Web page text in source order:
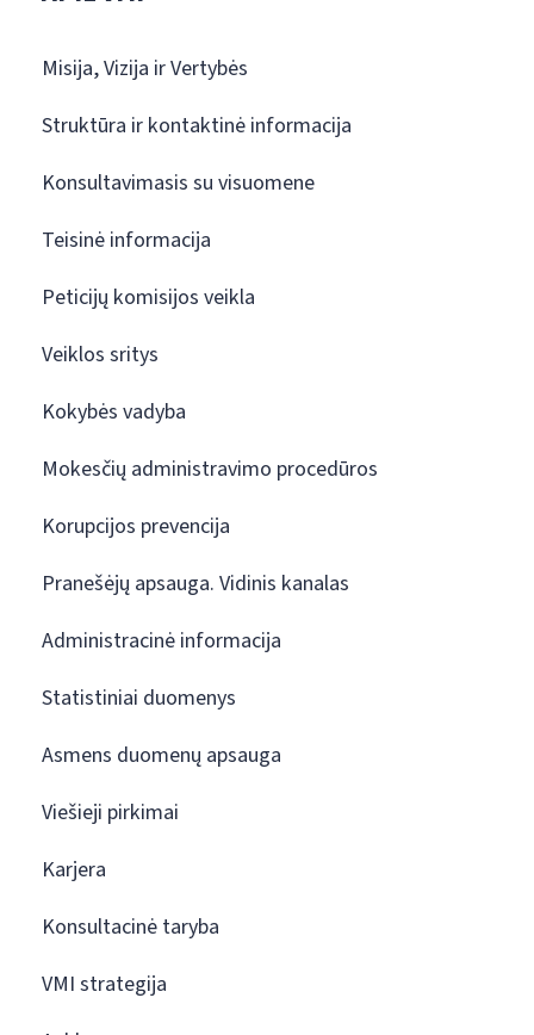
Misija, Vizija ir Vertybės
Struktūra ir kontaktinė informacija
Konsultavimasis su visuomene
Teisinė informacija
Peticijų komisijos veikla
Veiklos sritys
Kokybės vadyba
Mokesčių administravimo procedūros
Korupcijos prevencija
Pranešėjų apsauga. Vidinis kanalas
Administracinė informacija
Statistiniai duomenys
Asmens duomenų apsauga
Viešieji pirkimai
Karjera
Konsultacinė taryba
VMI strategija